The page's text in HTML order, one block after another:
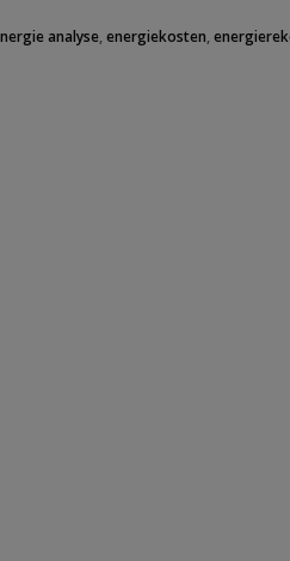
analyse ,energiekosten ,